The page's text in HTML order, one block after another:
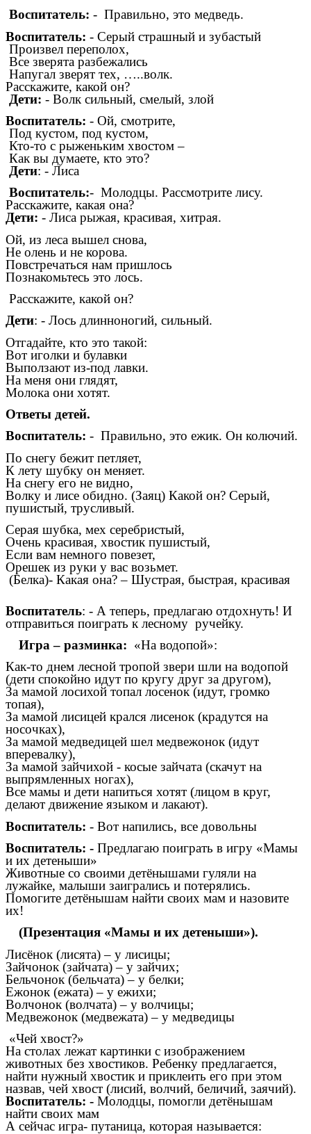
Воспитатель: - Правильно, это медведь.
Воспитатель: - Серый страшный и зубастый
Произвел переполох,
Все зверята разбежались
Напугал зверят тех, …..волк.
Расскажите, какой он?
Дети: - Волк сильный, смелый, злой
Воспитатель: - Ой, смотрите,
Под кустом, под кустом,
Кто-то с рыженьким хвостом –
Как вы думаете, кто это?
Дети: - Лиса
Воспитатель:- Молодцы. Рассмотрите лису.
Расскажите, какая она?
Дети: - Лиса рыжая, красивая, хитрая.
Ой, из леса вышел снова,
Не олень и не корова.
Повстречаться нам пришлось
Познакомьтесь это лось.
Расскажите, какой он?
Дети: - Лось длинноногий, сильный.
Отгадайте, кто это такой:
Вот иголки и булавки
Выползают из-под лавки.
На меня они глядят,
Молока они хотят.
Ответы детей.
Воспитатель: - Правильно, это ежик. Он колючий.
По снегу бежит петляет,
К лету шубку он меняет.
На снегу его не видно,
Волку и лисе обидно. (Заяц) Какой он? Серый,
пушистый, трусливый.
Серая шубка, мех серебристый,
Очень красивая, хвостик пушистый,
Если вам немного повезет,
Орешек из руки у вас возьмет.
(Белка)- Какая она? – Шустрая, быстрая, красивая
Воспитатель: - А теперь, предлагаю отдохнуть! И
отправиться поиграть к лесному ручейку.
Игра – разминка: «На водопой»:
Как-то днем лесной тропой звери шли на водопой
(дети спокойно идут по кругу друг за другом),
За мамой лосихой топал лосенок (идут, громко
топая),
За мамой лисицей крался лисенок (крадутся на
носочках),
За мамой медведицей шел медвежонок (идут
вперевалку),
За мамой зайчихой - косые зайчата (скачут на
выпрямленных ногах),
Все мамы и дети напиться хотят (лицом в круг,
делают движение языком и лакают).
Воспитатель: - Вот напились, все довольны
Воспитатель: - Предлагаю поиграть в игру «Мамы
и их детеныши»
Животные со своими детёнышами гуляли на
лужайке, малыши заигрались и потерялись.
Помогите детёнышам найти своих мам и назовите
их!
(Презентация «Мамы и их детеныши»).
Лисёнок (лисята) – у лисицы;
Зайчонок (зайчата) – у зайчих;
Бельчонок (бельчата) – у белки;
Ежонок (ежата) – у ежихи;
Волчонок (волчата) – у волчицы;
Медвежонок (медвежата) – у медведицы
«Чей хвост?»
На столах лежат картинки с изображением
животных без хвостиков. Ребенку предлагается,
найти нужный хвостик и приклеить его при этом
назвав, чей хвост (лисий, волчий, беличий, заячий).
Воспитатель: - Молодцы, помогли детёнышам
найти своих мам
А сейчас игра- путаница, которая называется: